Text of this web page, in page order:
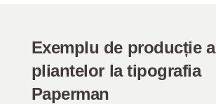
Exemplu de producție a
pliantelor la tipografia
Paperman